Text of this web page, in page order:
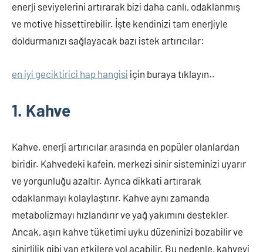
enerji seviyelerini artırarak bizi daha canlı, odaklanmış
ve motive hissettirebilir. İşte kendinizi tam enerjiyle
doldurmanızı sağlayacak bazı istek artırıcılar:
en iyi geciktirici hap hangisi için buraya tıklayın..
1. Kahve
Kahve, enerji artırıcılar arasında en popüler olanlardan
biridir. Kahvedeki kafein, merkezi sinir sisteminizi uyarır
ve yorgunluğu azaltır. Ayrıca dikkati artırarak
odaklanmayı kolaylaştırır. Kahve aynı zamanda
metabolizmayı hızlandırır ve yağ yakımını destekler.
Ancak, aşırı kahve tüketimi uyku düzeninizi bozabilir ve
sinirlilik gibi yan etkilere yol açabilir. Bu nedenle, kahveyi